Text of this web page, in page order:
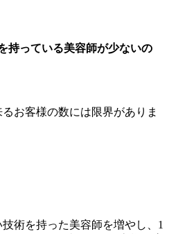
持っている美容師が少ないの
お客様の数には限界がありま
術を持った美容師を増やし、1